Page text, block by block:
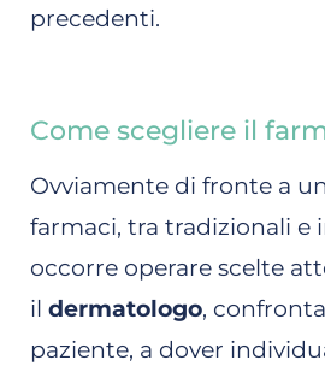
precedenti.
Come scegliere il
Ovviamente di fronte a
farmaci, tra tradizionali e
occorre operare scelte
il dermatologo,
paziente, a dover